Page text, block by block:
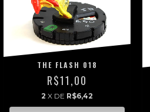
THE FLASH 018
R$11,00
2 X DE R$6,42